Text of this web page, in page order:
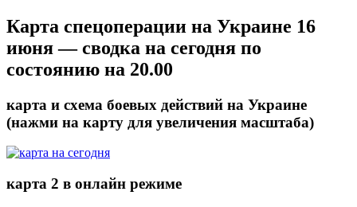
Карта спецоперации на Украине 16
июня — сводка на сегодня по
состоянию на 20.00
карта и схема боевых действий на Украине
(нажми на карту для увеличения масштаба)
карта 2 в онлайн режиме